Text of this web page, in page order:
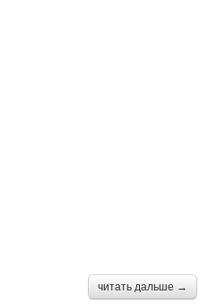
читать дальше →